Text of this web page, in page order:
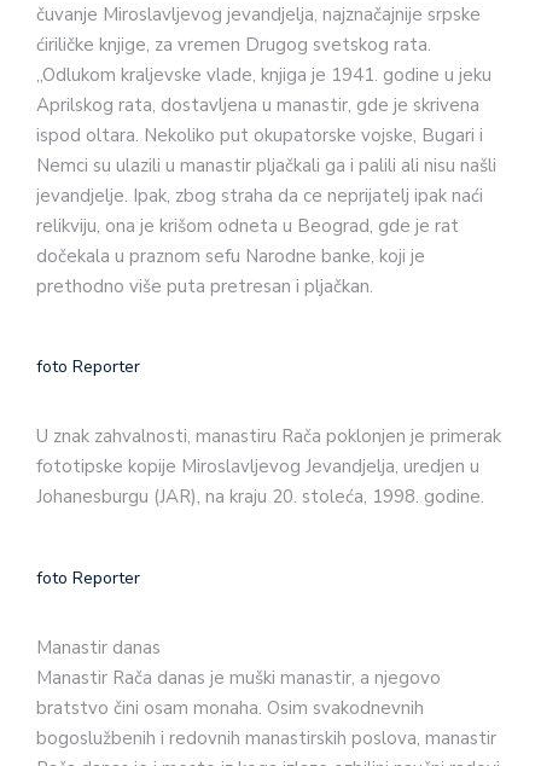
čuvanje Miroslavljevog jevandjelja, najznačajnije srpske
ćiriličke knjige, za vremen Drugog svetskog rata.
„Odlukom kraljevske vlade, knjiga je 1941. godine u jeku
Aprilskog rata, dostavljena u manastir, gde je skrivena
ispod oltara. Nekoliko put okupatorske vojske, Bugari i
Nemci su ulazili u manastir pljačkali ga i palili ali nisu našli
jevandjelje. Ipak, zbog straha da ce neprijatelj ipak naći
relikviju, ona je krišom odneta u Beograd, gde je rat
dočekala u praznom sefu Narodne banke, koji je
prethodno više puta pretresan i pljačkan.
foto Reporter
U znak zahvalnosti, manastiru Rača poklonjen je primerak
fototipske kopije Miroslavljevog Jevandjelja, uredjen u
Johanesburgu (JAR), na kraju 20. stoleća, 1998. godine.
foto Reporter
Manastir danas
Manastir Rača danas je muški manastir, a njegovo
bratstvo čini osam monaha. Osim svakodnevnih
bogoslužbenih i redovnih manastirskih poslova, manastir